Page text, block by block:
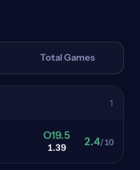
Total Games
1
O19.5
1.39 2.4/10